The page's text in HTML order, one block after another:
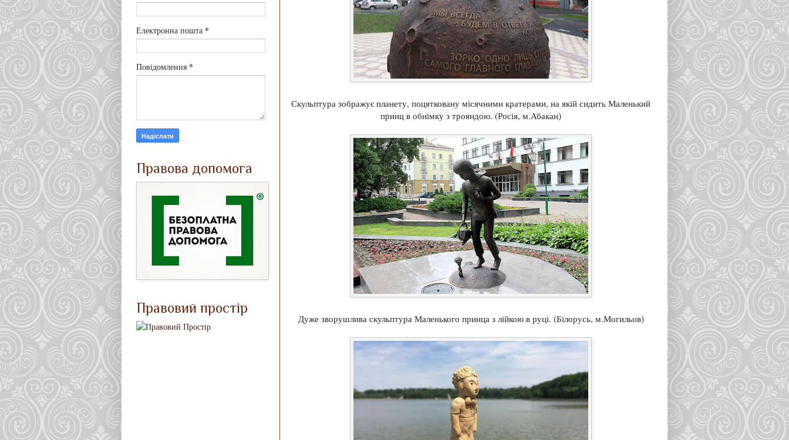
Скульптура зображує планету, поцятковану місячними кратерами, на якій сидить Маленький
принц в обнімку з трояндою. (Росія, м.Абакан)
Дуже зворушлива скульптура Маленького принца з лійкою в руці. (Білорусь, м.Могильов)
Електронна пошта *
Повідомлення *
Правова допомога
Правовий простір